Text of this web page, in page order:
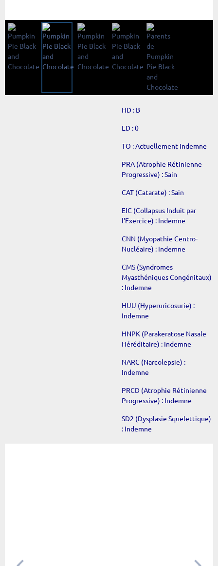
HD : B
ED : 0
TO : Actuellement indemne
PRA (Atrophie Rétinienne
Progressive) : Sain
CAT (Catarate) :Sain
EIC (Collapsus Induit par
l'Exercice) : Indemne
CNN (Myopathie Centro-
Nucléaire) : Indemne
CMS (Syndromes
Myasthéniques Congénitaux)
: Indemne
HUU (Hyperuricosurie) :
Indemne
HNPK (Parakeratose Nasale
Héréditaire) : Indemne
NARC (Narcolepsie) :
Indemne
PRCD (Atrophie Rétinienne
Progressive) : Indemne
SD2 (Dysplasie Squelettique)
: Indemne